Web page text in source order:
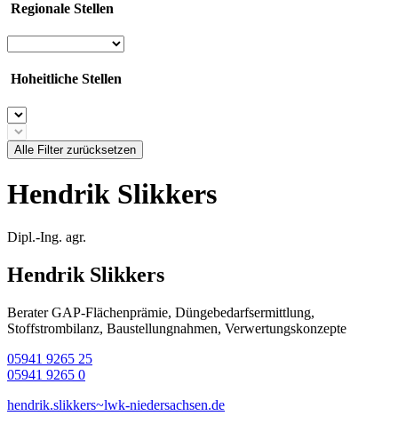
Regionale Stellen
Hoheitliche Stellen
Alle Filter zurücksetzen
Hendrik Slikkers
Dipl.-Ing. agr.
Hendrik Slikkers
Berater GAP-Flächenprämie, Düngebedarfsermittlung,
Stoffstrombilanz, Baustellungnahmen, Verwertungskonzepte
05941 9265 25
05941 9265 0
hendrik.slikkers~lwk-niedersachsen.de